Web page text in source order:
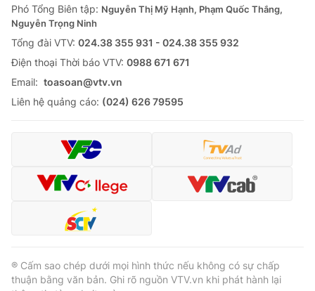
Thị trường
Tư vấn
Lịch phát sóng
Chuyên mục khác
Emagazine Podcast
Video Shorts video
VTV Money
VTV Sức khoẻ Bất động sản
Phó Tổng Biên tập: Nguyễn Thị Mỹ Hạnh, Phạm Quốc Thắng,
Nguyễn Trọng Ninh
Tổng đài VTV: 024.38 355 931 - 024.38 355 932
Ðiện thoại Thời báo VTV: 0988 671 671
Email: toasoan@vtv.vn
Liên hệ quảng cáo: (024) 626 79595
® Cấm sao chép dưới mọi hình thức nếu không có sự chấp
thuận bằng văn bản. Ghi rõ nguồn VTV.vn khi phát hành lại